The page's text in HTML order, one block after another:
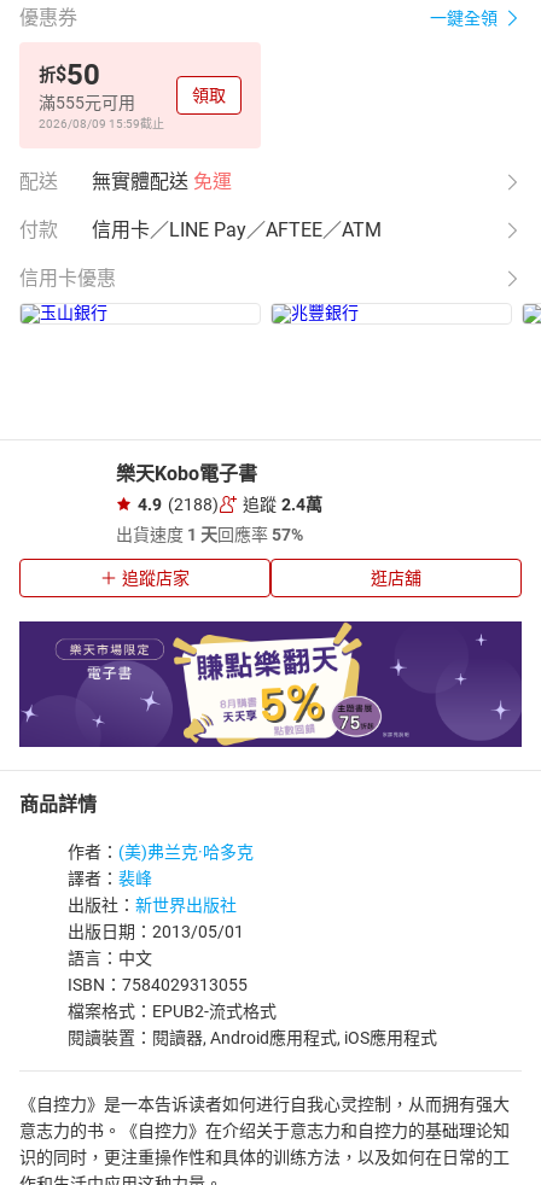
優惠券 一鍵全領
折$50
滿555元可用
2026/08/09 15:59截止
領取
配送 無實體配送 免運
付款 信用卡／LINE Pay／AFTEE／ATM
信用卡優惠
樂天Kobo電子書
4.9 (2188) 追蹤 2.4萬
出貨速度 1 天回應率57%
追蹤店家 逛店舖
商品詳情
作者： (美)弗兰克·哈多克
譯者： 裴峰
出版社： 新世界出版社
出版日期：2013/05/01
語言：中文
ISBN：7584029313055
檔案格式：EPUB2-流式格式
閱讀裝置：閱讀器, Android應用程式, iOS應用程式
《自控力》是一本告诉读者如何进行自我心灵控制，从而拥有强大
意志力的书。《自控力》在介绍关于意志力和自控力的基础理论知
识的同时，更注重操作性和具体的训练方法，以及如何在日常的工